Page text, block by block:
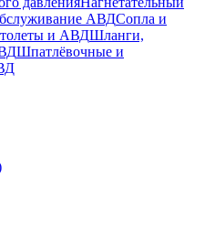
АВДСопла и
и АВДШланги,
Шпатлёвочные и